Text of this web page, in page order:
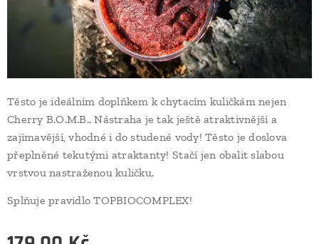
Těsto je ideálním doplňkem k chytacím kuličkám nejen
Cherry B.O.M.B.. Nástraha je tak ještě atraktivnější a
zajímavější, vhodné i do studené vody! Těsto je doslova
přeplněné tekutými atraktanty! Stačí jen obalit slabou
vrstvou nastraženou kuličku.
Splňuje pravidlo TOPBIOCOMPLEX!